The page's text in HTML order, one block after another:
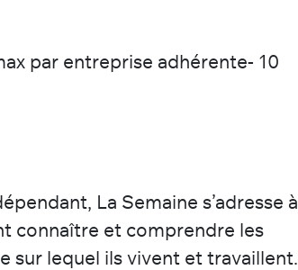
par entreprise adhérente- 10
La Semaine s’adresse à
connaître et comprendre les
sur lequel ils vivent et travaillent.